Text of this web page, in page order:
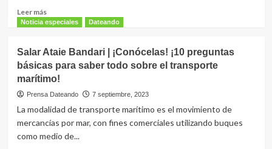
la
carga
transportan!
Leer másLeer
más
Bandari
de
Ataie
|
¿Qué
es?
¿Cuántos
Noticia especiales Dateando
Salar Ataie Bandari | ¡Conócelas! ¡10 preguntas
básicas para saber todo sobre el transporte
marítimo!
Prensa Dateando 7 septiembre, 2023
La modalidad de transporte marítimo es el movimiento de
mercancías por mar, con fines comerciales utilizando buques
como medio de...